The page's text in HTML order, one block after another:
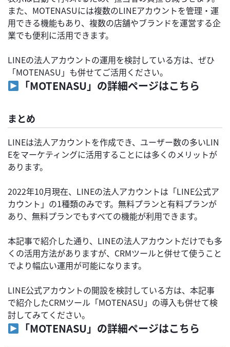
また、MOTENASUには複数のLINEアカウントを管理・運
用できる機能もあり、複数の店舗やブランドを運営する企
業でも便利に活用できます。
LINEの法人アカウントの運用を検討している方は、ぜひ
「MOTENASU」も併せてご活用ください。
「MOTENASU」の詳細ページはこちら
まとめ
LINEは法人アカウントを作成でき、ユーザー数の多いLIN
Eをマーケティングに活用することには多くのメリットが
あります。
2022年10月現在、LINEの法人アカウントは「LINE公式ア
カウント」の1種類のみです。無料プランと有料プランが
あり、無料プランでもすべての機能が利用できます。
本記事で紹介した通り、LINEの法人アカウントだけでも多
くの活用方法がありますが、CRMツールと併せて使うこと
でより幅広い運用が可能になります。
LINE公式アカウントの開設を検討している方は、本記事
で紹介したCRMツール「MOTENASU」の導入も併せて検
討してみてください。
「MOTENASU」の詳細ページはこちら